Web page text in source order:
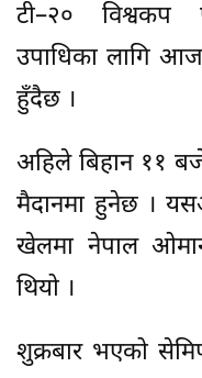
टी–२० विश्वकप
उपाधिका लागि आज
हुँदैछ ।
अहिले बिहान ११
मैदानमा हुनेछ ।
खेलमा नेपाल
थियो ।
शुक्रबार भएको